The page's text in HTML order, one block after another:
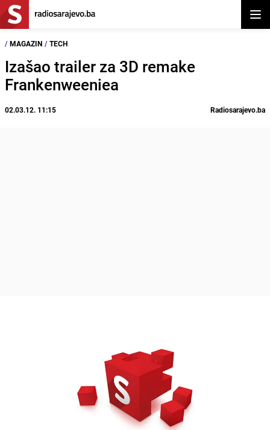
/ MAGAZIN / TECH
Izašao trailer za 3D remake
Frankenweeniea
02.03.12. 11:15 Radiosarajevo.ba